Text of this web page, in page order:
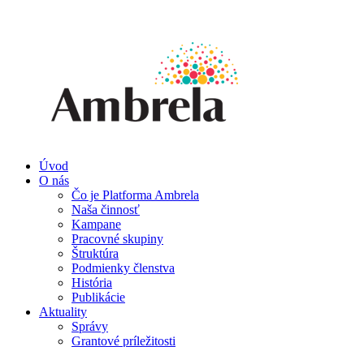
Úvod
O nás
Čo je Platforma Ambrela
Naša činnosť
Kampane
Pracovné skupiny
Štruktúra
Podmienky členstva
História
Publikácie
Aktuality
Správy
Grantové príležitosti